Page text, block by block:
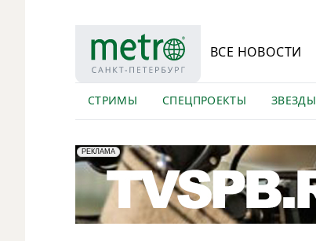
ВСЕ НОВОСТИ
СТРИМЫ СПЕЦПРОЕКТЫ ЗВЕЗДЫ
erid: LdtCK5Efv
РЕКЛАМА
АО "ГАТР", ИНН: 7841320717